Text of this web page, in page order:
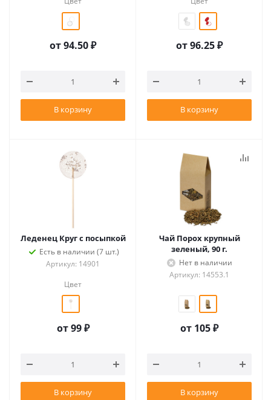
от94.50 ₽
В корзину
от96.25 ₽
В корзину
Леденец Круг с посыпкой
Есть в наличии (7 шт.)
Артикул: 14901
Цвет
от99 ₽
В корзину
Чай Порох крупный
зеленый, 90 г.
Нет в наличии
Артикул: 14553.1
от 105 ₽
В корзину